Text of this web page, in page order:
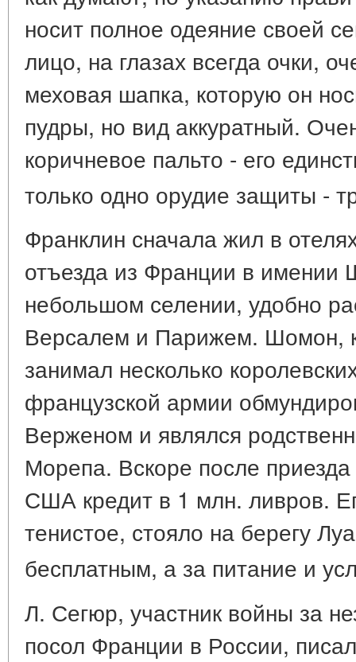
носит полное одеяние своей
лицо, на глазах всегда очки,
меховая шапка, которую он
пудры, но вид аккуратный.
коричневое пальто - его
только одно орудие защиты -
Франклин сначала жил в
отъезда из Франции в имении
небольшом селении, удобно
Версалем и Парижем. Шомон,
занимал несколько
французской армии
Верженом и являлся
Морепа. Вскоре после
США кредит в 1 млн. ливров.
тенистое, стояло на берегу
бесплатным, а за питание и
Л. Сегюр, участник войны за
посол Франции в России,